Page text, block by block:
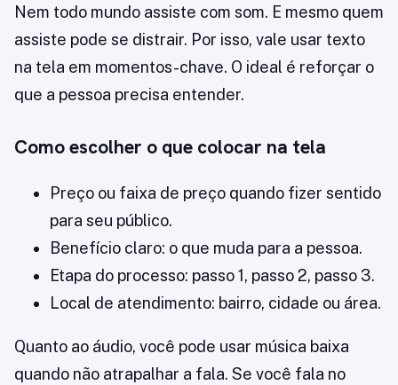
Nem todo mundo assiste com som. E mesmo quem
assiste pode se distrair. Por isso, vale usar texto
na tela em momentos-chave. O ideal é reforçar o
que a pessoa precisa entender.
Como escolher o que colocar na tela
Preço ou faixa de preço quando fizer sentido
para seu público.
Benefício claro: o que muda para a pessoa.
Etapa do processo: passo 1, passo 2, passo 3.
Local de atendimento: bairro, cidade ou área.
Quanto ao áudio, você pode usar música baixa
quando não atrapalhar a fala. Se você fala no